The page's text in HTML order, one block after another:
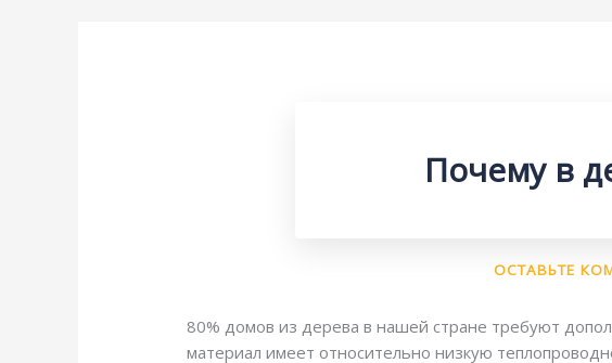
Почему в
ОСТАВЬТЕ
80% домов из дерева в нашей стране требуют
материал имеет относительно низкую